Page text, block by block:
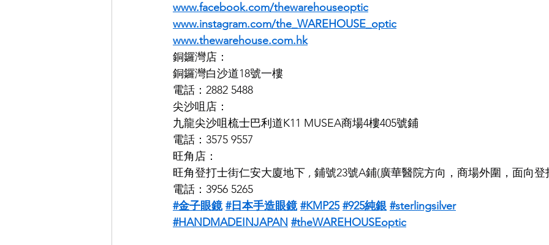
www.facebook.com/thewarehouseoptic
www.instagram.com/the_WAREHOUSE_optic
www.thewarehouse.com.hk
銅鑼灣店：
銅鑼灣白沙道18號一樓
電話：2882 5488
尖沙咀店：
九龍尖沙咀梳士巴利道K11 MUSEA商場4樓405號鋪
電話：3575 9557
旺角店：
旺角登打士街仁安大廈地下 , 鋪號23號A鋪(廣華醫院方向，商場外圍，面向登
電話：3956 5265
#金子眼鏡 #日本手造眼鏡 #KMP25 #925純銀 #sterlingsilver
#HANDMADEINJAPAN #theWAREHOUSEoptic